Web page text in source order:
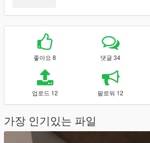
좋아요 8 댓글 34
업로드 12 팔로워 12
가장 인기있는 파일